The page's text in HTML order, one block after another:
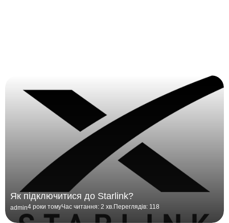
Як підключитися до Starlink?
admin4 роки томуЧас читання: 2 хв.Переглядів: 118